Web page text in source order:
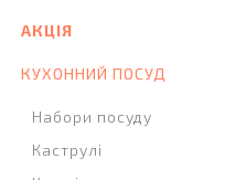
АКЦІЯ
КУХОННИЙ ПОСУД
Набори посуду
Каструлі